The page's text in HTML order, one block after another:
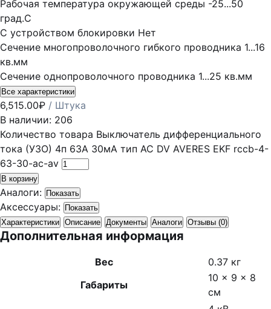
Рабочая температура окружающей среды -25...50
град.C
С устройством блокировки Нет
Сечение многопроволочного гибкого проводника 1...16
кв.мм
Сечение однопроволочного проводника 1...25 кв.мм
Все характеристики
6,515.00₽ / Штука
В наличии: 206
Количество товара Выключатель дифференциального
тока (УЗО) 4п 63А 30мА тип AC DV AVERES EKF rccb-4-
63-30-ac-av
В корзину
Аналоги: Показать
Аксессуары: Показать
Характеристики Описание Документы Аналоги Отзывы (0)
Дополнительная информация
Вес
0.37 кг
Габариты
10 × 9 × 8
см